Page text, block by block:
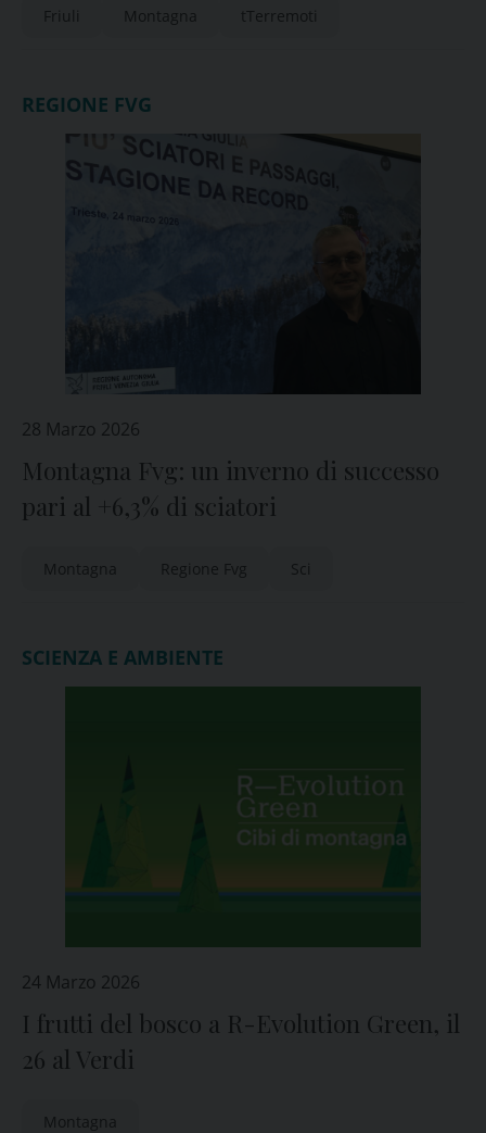
Friuli Montagna tTerremoti
REGIONE FVG
28 Marzo 2026
Montagna Fvg: un inverno di successo
pari al +6,3% di sciatori
Montagna Regione Fvg Sci
SCIENZA E AMBIENTE
24 Marzo 2026
I frutti del bosco a R-Evolution Green, il
26 al Verdi
Montagna